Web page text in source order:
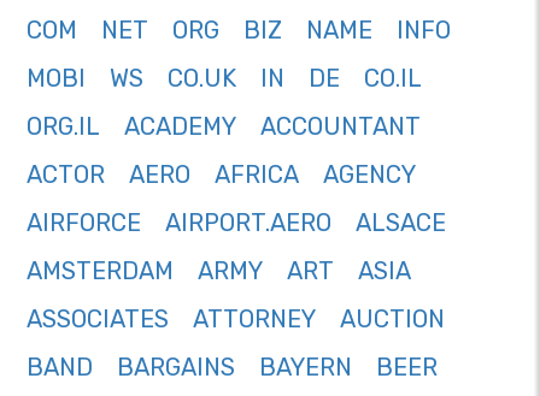
COM NET ORG BIZ NAME
INFO
MOBI
WS CO.UK IN DE
CO.IL
ORG.IL
ACADEMY
ACCOUNTANT
ACTOR
AERO AFRICA
AGENCY
AIRFORCE
AIRPORT.AERO
ALSACE
AMSTERDAM
ARMY ART
ASIA
ASSOCIATES
ATTORNEY
AUCTION
BAND
BARGAINS BAYERN
BEER